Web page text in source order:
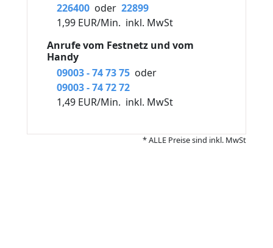
226400 oder 22899
1,99 EUR/Min. inkl. MwSt
Anrufe vom Festnetz und vom
Handy
09003 - 74 73 75 oder
09003 - 74 72 72
1,49 EUR/Min. inkl. MwSt
* ALLE Preise sind inkl. MwSt